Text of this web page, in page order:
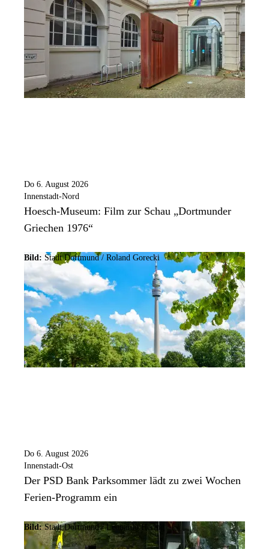
Do 6. August 2026
Innenstadt-Nord
Hoesch-Museum: Film zur Schau „Dortmunder
Griechen 1976“
Bild: Stadt Dortmund / Roland Gorecki
Do 6. August 2026
Innenstadt-Ost
Der PSD Bank Parksommer lädt zu zwei Wochen
Ferien-Programm ein
Bild: Stadt Dortmund / Leonardo Hering